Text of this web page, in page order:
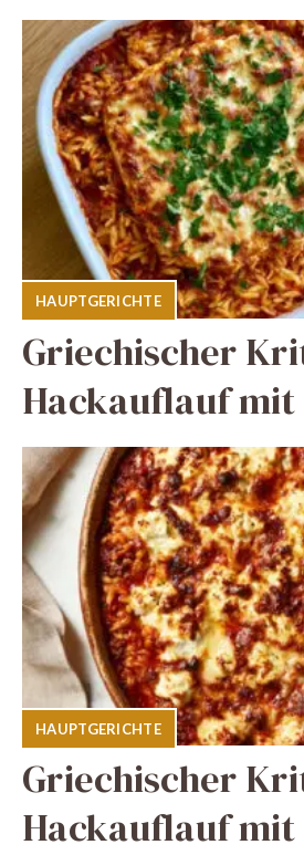
HAUPTGERICHTE
Griechischer
Hackauflauf mit
HAUPTGERICHTE
Griechischer
Hackauflauf mit